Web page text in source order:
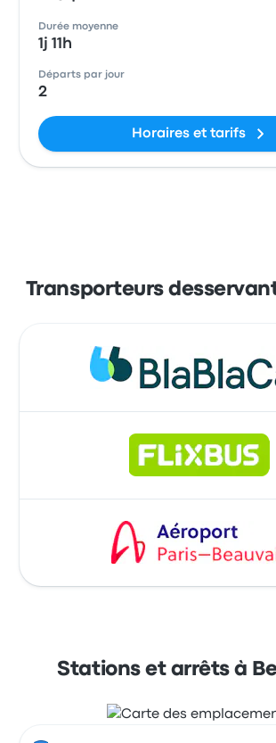
Durée moyenne
1j 11h
Départs par jour
2
Horaires et tarifs
Transporteurs
Stations et arrêts à